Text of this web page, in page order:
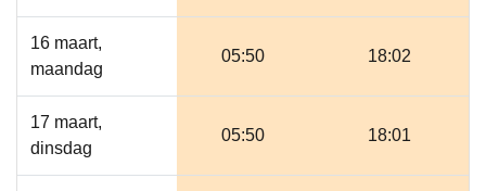
16 maart,
maandag
05:50 18:02
17 maart,
dinsdag
05:50 18:01